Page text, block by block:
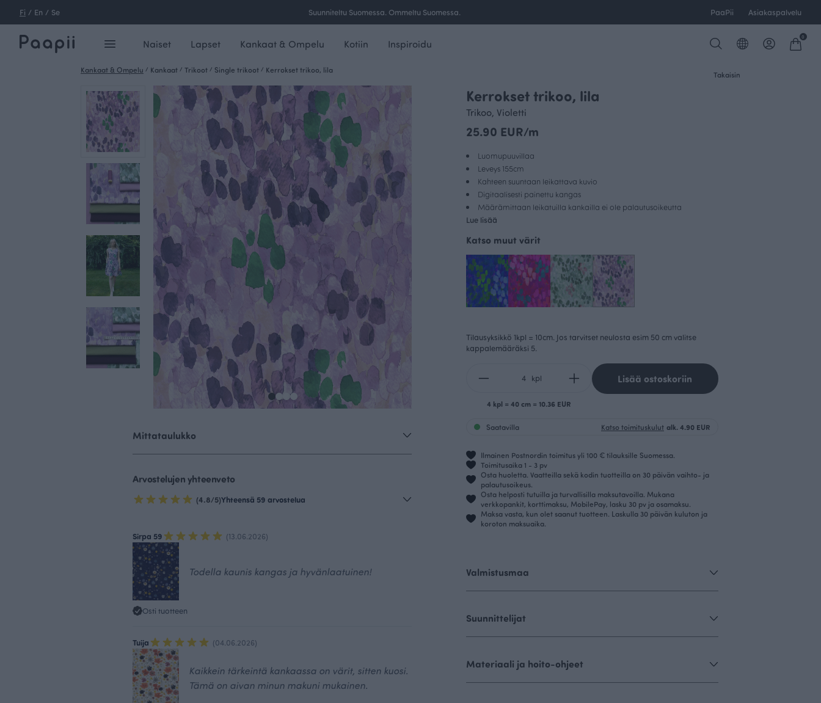
Fi / En / Se Ilmainen toimitus yli 100 € tilauksille Suomessa. PaaPii Asiakaspalvelu
Naiset Lapset Kankaat & Ompelu Kotiin Inspiroidu
0
Kankaat & Ompelu / Kankaat / Trikoot / Single trikoot / Kerrokset trikoo, lila Takaisin
Mittataulukko
Arvostelujen yhteenveto
(4.8/5)Yhteensä 59 arvostelua
Sirpa 59 (13.06.2026)
Todella kaunis kangas ja hyvänlaatuinen!
Osti tuotteen
Tuija (04.06.2026)
Kaikkein tärkeintä kankaassa on värit, sitten kuosi.
Tämä on aivan minun makuni mukainen.
Kerrokset trikoo, lila
Trikoo, Violetti
25.90 EUR/m
Luomupuuvillaa
Leveys 155cm
Kahteen suuntaan leikattava kuvio
Digitaalisesti painettu kangas
Määrämittaan leikatuilla kankailla ei ole palautusoikeutta
Lue lisää
Katso muut värit
Tilausyksikkö 1kpl = 10cm. Jos tarvitset neulosta esim 50 cm valitse
kappalemääräksi 5.
kpl Lisää ostoskoriin
4 kpl = 40 cm = 10.36 EUR
Saatavilla Katso toimituskulut alk. 4.90 EUR
Ilmainen Postnordin toimitus yli 100 € tilauksille Suomessa.
Toimitusaika 1 - 3 pv
Osta huoletta. Vaatteilla sekä kodin tuotteilla on 30 päivän vaihto- ja
palautusoikeus.
Osta helposti tutuilla ja turvallisilla maksutavoilla. Mukana
verkkopankit, korttimaksu, MobilePay, lasku 30 pv ja osamaksu.
Maksa vasta, kun olet saanut tuotteen. Laskulla 30 päivän kuluton ja
koroton maksuaika.
Valmistusmaa
Suunnittelijat
Materiaali ja hoito-ohjeet